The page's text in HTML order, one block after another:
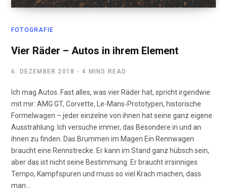
FOTOGRAFIE
Vier Räder – Autos in ihrem Element
6. DEZEMBER 2018 4 MINS READ
Ich mag Autos. Fast alles, was vier Räder hat, spricht irgendwie
mit mir: AMG GT, Corvette, Le-Mans-Prototypen, historische
Formelwagen – jeder einzelne von ihnen hat seine ganz eigene
Ausstrahlung. Ich versuche immer, das Besondere in und an
ihnen zu finden. Das Brummen im Magen Ein Rennwagen
braucht eine Rennstrecke. Er kann im Stand ganz hübsch sein,
aber das ist nicht seine Bestimmung. Er braucht irrsinniges
Tempo, Kampfspuren und muss so viel Krach machen, dass
man…